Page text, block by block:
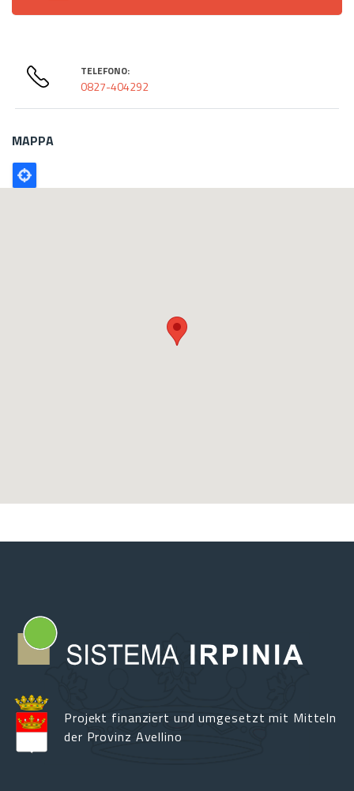
TELEFONO:
0827-404292
MAPPA
Projekt finanziert und umgesetzt mit Mitteln
der Provinz Avellino